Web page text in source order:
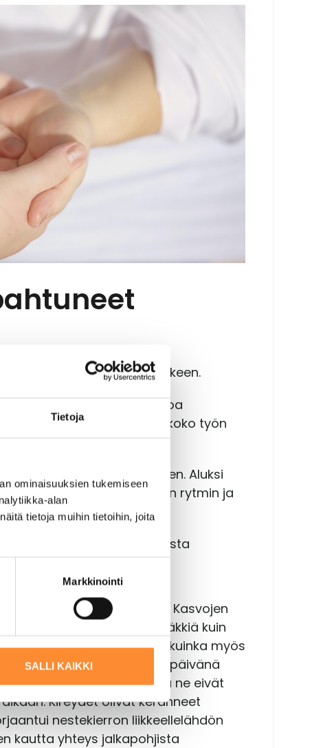
Tietoja
ominaisuuksien tukemiseen
alan
tietoja muihin tietoihin, joita
Markkinointi
SALLI KAIKKI
jossa kaikki vaikuttaa kaikkeen.
oppia käsittelemään kehoa
on Hiltusen mukaan koko työn
liike ja oma tekeminen. Aluksi
omat kädet oppivat kehon rytmin ja
löytyä kaukaa varsinaisesta
käsi ja olkapää kipeänä. Kasvojen
olkapäähänsä meni yhtäkkiä kuin
hävisivät. Lisäksi yllätyin, kuinka myös
samalla: seuraavana päivänä
menivät paikalleen, vaikka ne eivät
Kireydet olivat keränneet
nestekierron liikkeellelähdön
kautta yhteys jalkapohjista